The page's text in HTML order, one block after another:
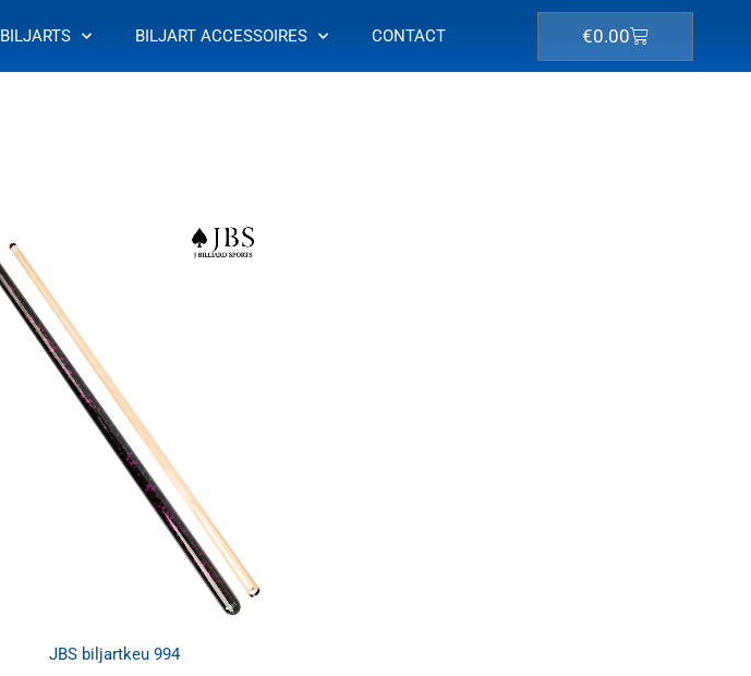
BILJARTS BILJART ACCESSOIRES CONTACT €0.00Winkelwagen
JBS biljartkeu 994